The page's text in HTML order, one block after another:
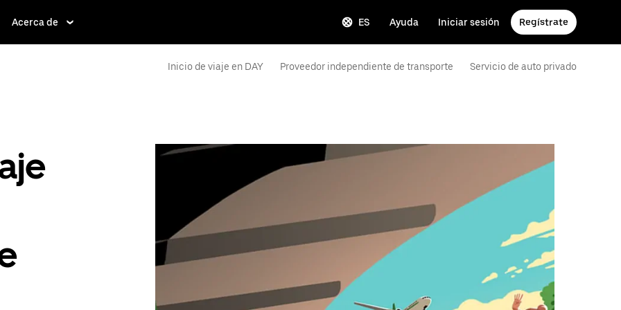
Acerca de ES Ayuda Iniciar sesión Regístrate
Inicio de viaje en DAY Proveedor independiente de transporte Servicio de auto privado